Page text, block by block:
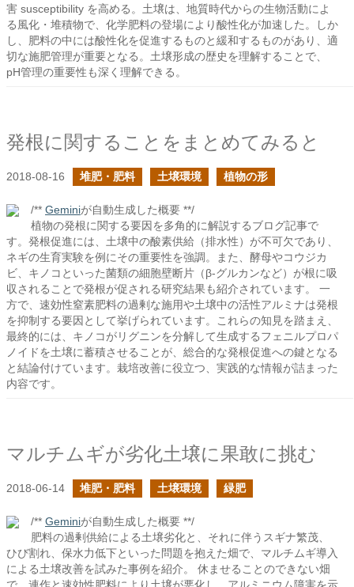
害 susceptibility を高める。土壌は、地質時代からの生物活動によ
る風化・堆積物で、化学肥料の登場により酸性化が加速した。しか
し、肥料の中には酸性化を促進するものと緩和するものがあり、適
切な施肥管理が重要となる。土壌形成の歴史を理解することで、
pH管理の重要性も深く理解できる。
発根に関することをまとめてみると
2018-08-16 堆肥・肥料 土壌環境 植物の形
/** Geminiが自動生成した概要 **/
植物の発根に関する要因を多角的に解説するブログ記事で
す。発根促進には、土壌中の酸素供給（排水性）が不可欠であり、
ネギの生育実験を例にその重要性を強調。また、酵母やコウジカ
ビ、キノコといった菌類の細胞壁断片（β-グルカンなど）が根に吸
収されることで発根が促される研究結果も紹介されています。 一
方で、速効性窒素肥料の過剰な施用や土壌中の活性アルミナは発根
を抑制する要因として挙げられています。これらの知見を踏まえ、
最終的には、キノコがリグニンを分解して生成するフェニルプロパ
ノイドを土壌に蓄積させることが、総合的な発根促進への鍵となる
と結論付けています。栽培改善に役立つ、実践的な情報が詰まった
内容です。
マルチムギが劣化土壌に果敢に挑む
2018-06-14 堆肥・肥料 土壌環境 緑肥
/** Geminiが自動生成した概要 **/
肥料の過剰供給による土壌劣化と、それに伴うスギナ繁茂、
ひび割れ、保水力低下といった問題を抱えた畑で、マルチムギ導入
による土壌改善を試みた事例を紹介。 休ませることのできない畑